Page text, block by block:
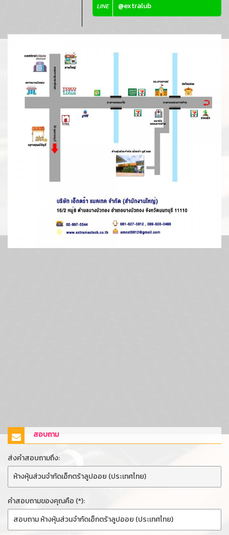
LINE @extralub
สอบถาม
ส่งคำสอบถามถึง:
คำสอบถามของคุณคือ (*):